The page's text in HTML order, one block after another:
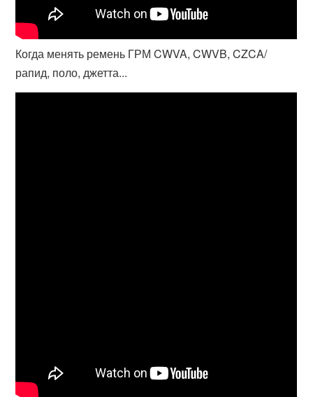
Когда менять ремень ГРМ CWVA, CWVB, CZCA/
рапид, поло, джетта...